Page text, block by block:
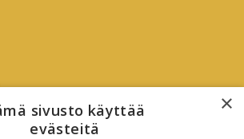
×
sivusto käyttää
evästeitä